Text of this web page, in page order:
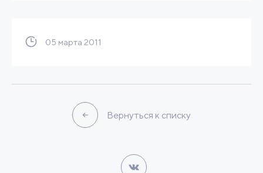
05 марта 2011
Вернуться к списку